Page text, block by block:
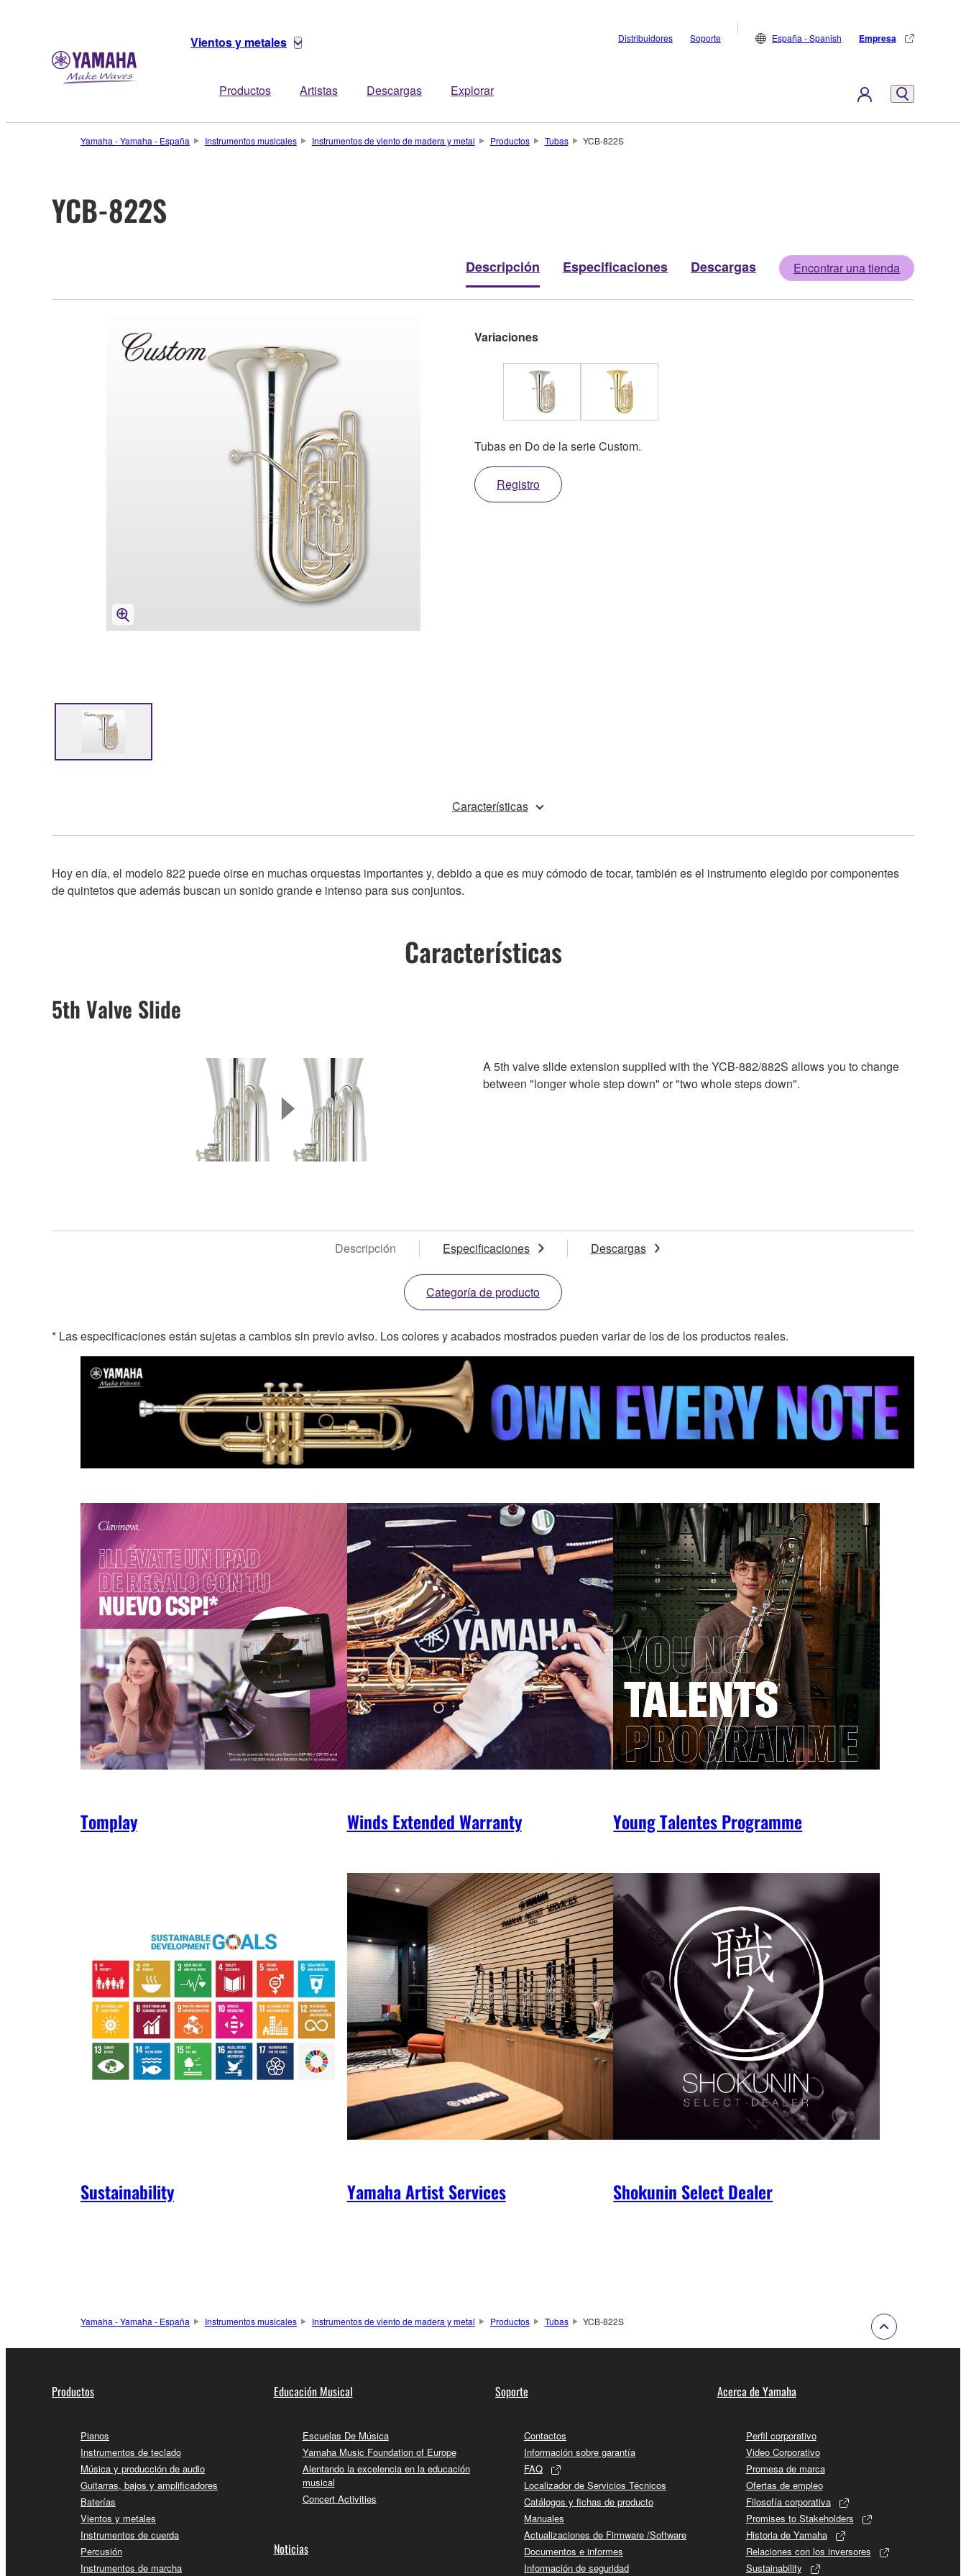
Vientos y metales
Productos Artistas Descargas Explorar
Distribuidores Soporte España - Spanish Empresa
Yamaha - Yamaha - España Instrumentos musicales Instrumentos de viento de madera y metal Productos Tubas YCB-822S
YCB-822S
Descripción Especificaciones Descargas Encontrar una tienda
Variaciones
Tubas en Do de la serie Custom.
Registro
Características
Hoy en día, el modelo 822 puede oirse en muchas orquestas importantes y, debido a que es muy cómodo de tocar, también es el instrumento elegido por componentes
de quintetos que además buscan un sonido grande e intenso para sus conjuntos.
Características
5th Valve Slide
A 5th valve slide extension supplied with the YCB-882/882S allows you to change
between "longer whole step down" or "two whole steps down".
Descripción Especificaciones Descargas
Categoría de producto
* Las especificaciones están sujetas a cambios sin previo aviso. Los colores y acabados mostrados pueden variar de los de los productos reales.
Tomplay Winds Extended Warranty Young Talentes Programme
Sustainability Yamaha Artist Services Shokunin Select Dealer
Yamaha - Yamaha - España Instrumentos musicales Instrumentos de viento de madera y metal Productos Tubas YCB-822S
Productos
Pianos
Instrumentos de teclado
Música y producción de audio
Guitarras, bajos y amplificadores
Baterías
Vientos y metales
Instrumentos de cuerda
Percusión
Instrumentos de marcha
Educación Musical
Escuelas De Música
Yamaha Music Foundation of Europe
Alentando la excelencia en la educación
musical
Concert Activities
Noticias
Soporte
Contactos
Información sobre garantía
FAQ
Localizador de Servicios Técnicos
Catálogos y fichas de producto
Manuales
Actualizaciones de Firmware /Software
Documentos e informes
Información de seguridad
Acerca de Yamaha
Perfil corporativo
Video Corporativo
Promesa de marca
Ofertas de empleo
Filosofía corporativa
Promises to Stakeholders
Historia de Yamaha
Relaciones con los inversores
Sustainability